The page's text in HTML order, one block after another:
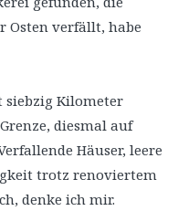
Osten verfällt, habe
siebzig Kilometer
diesmal auf
Häuser, leere
trotz renoviertem
denke ich mir.